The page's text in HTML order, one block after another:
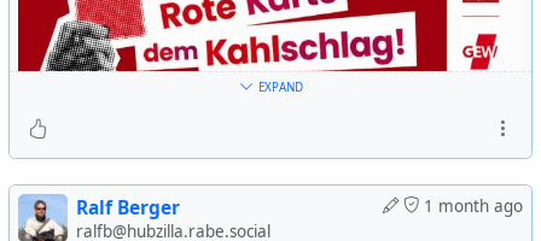
EXPAND
1 month ago
Ralf Berger
ralfb@hubzilla.rabe.social